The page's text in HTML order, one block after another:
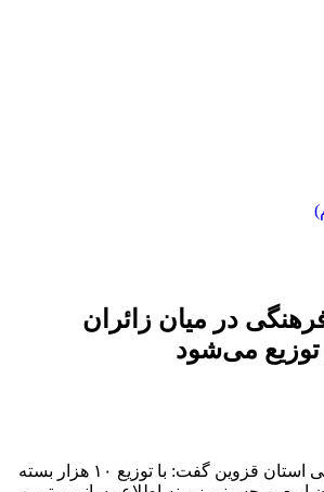
فرهنگی در میان زائران
توزیع می‌شود
مدیرکل تبلیغات اسلامی استان قزوین گفت: با توزیع ۱۰ هزار بسته